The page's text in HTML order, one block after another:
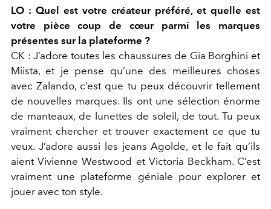
LO : Quel est votre créateur préféré, et quelle est
votre pièce coup de cœur parmi les marques
présentes sur la plateforme ?
CK : J’adore toutes les chaussures de Gia Borghini et
Miista, et je pense qu’une des meilleures choses
avec Zalando, c’est que tu peux découvrir tellement
de nouvelles marques. Ils ont une sélection énorme
de manteaux, de lunettes de soleil, de tout. Tu peux
vraiment chercher et trouver exactement ce que tu
veux. J’adore aussi les jeans Agolde, et le fait qu’ils
aient Vivienne Westwood et Victoria Beckham. C’est
vraiment une plateforme géniale pour explorer et
jouer avec ton style.